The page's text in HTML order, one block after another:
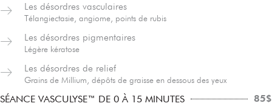
Les désordres vasculaires
Télangiectasie, angiome, points de rubis
Les désordres pigmentaires
Légère kératose
Les désordres de relief
Grains de Millium, dépôts de graisse en dessous des yeux
SÉANCE VASCULYSE™ DE 0 À 15 MINUTES 85$